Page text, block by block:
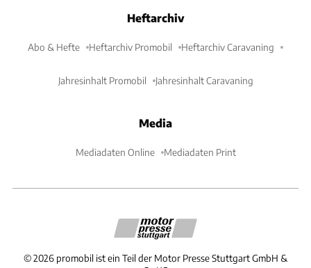
Heftarchiv
Abo & Hefte Heftarchiv Promobil Heftarchiv Caravaning
Jahresinhalt Promobil Jahresinhalt Caravaning
Media
Mediadaten Online Mediadaten Print
©2026 promobil ist ein Teil der Motor Presse Stuttgart GmbH &